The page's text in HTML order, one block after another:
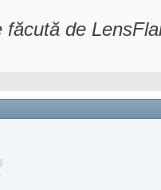
făcută de